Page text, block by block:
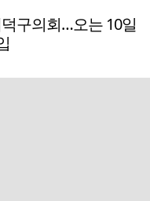
구의회…오는 10일